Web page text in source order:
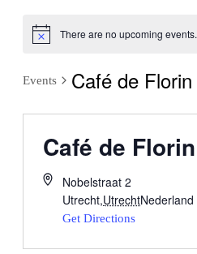
There are no upcoming events.
Events Café de Florin
Café de Florin
Nobelstraat 2
Utrecht,UtrechtNederland
Get Directions